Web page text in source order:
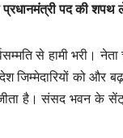
प्रधानमंत्री पद की
से हामी भरी।
को और
है। संसद भवन के